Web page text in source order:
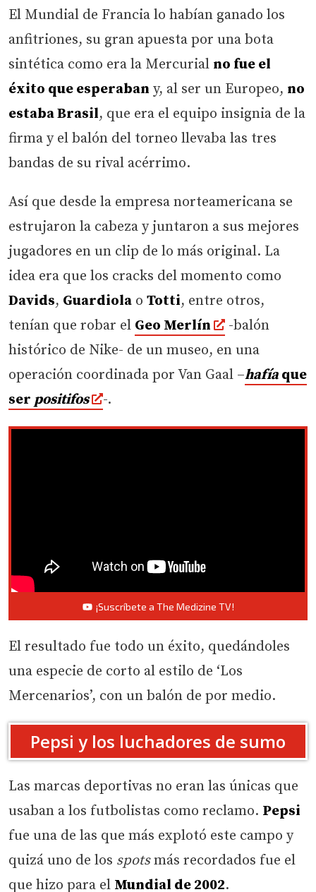
El Mundial de Francia lo habían ganado los
anfitriones, su gran apuesta por una bota
sintética como era la Mercurial no fue el
éxito que esperaban y, al ser un Europeo, no
estaba Brasil, que era el equipo insignia de la
firma y el balón del torneo llevaba las tres
bandas de su rival acérrimo.
Así que desde la empresa norteamericana se
estrujaron la cabeza y juntaron a sus mejores
jugadores en un clip de lo más original. La
idea era que los cracks del momento como
Davids, Guardiola o Totti, entre otros,
tenían que robar el Geo Merlín
-balón
histórico de Nike- de un museo, en una
operación coordinada por Van Gaal –hafía que
ser positifos -.
¡Suscríbete a The Medizine TV!
El resultado fue todo un éxito, quedándoles
una especie de corto al estilo de ‘Los
Mercenarios’, con un balón de por medio.
Pepsi y los luchadores de sumo
Las marcas deportivas no eran las únicas que
usaban a los futbolistas como reclamo. Pepsi
fue una de las que más explotó este campo y
quizá uno de los spotsmás recordados fue el
que hizo para el Mundial de 2002.